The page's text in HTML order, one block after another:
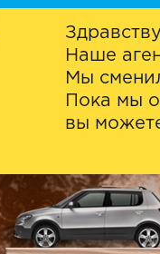
Наше
Мы
Пока мы
вы